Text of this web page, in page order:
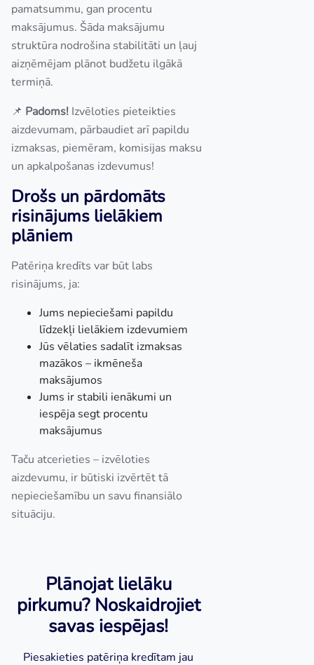
pamatsummu, gan procentu
maksājumus. Šāda maksājumu
struktūra nodrošina stabilitāti un ļauj
aizņēmējam plānot budžetu ilgākā
termiņā.
📌 Padoms! Izvēloties pieteikties
aizdevumam, pārbaudiet arī papildu
izmaksas, piemēram, komisijas maksu
un apkalpošanas izdevumus!
Drošs un pārdomāts
risinājums lielākiem
plāniem
Patēriņa kredīts var būt labs
risinājums, ja:
Jums nepieciešami papildu
līdzekļi lielākiem izdevumiem
Jūs vēlaties sadalīt izmaksas
mazākos – ikmēneša
maksājumos
Jums ir stabili ienākumi un
iespēja segt procentu
maksājumus
Taču atcerieties – izvēloties
aizdevumu, ir būtiski izvērtēt tā
nepieciešamību un savu finansiālo
situāciju.
Plānojat lielāku
pirkumu? Noskaidrojiet
savas iespējas!
Piesakieties patēriņa kredītam jau